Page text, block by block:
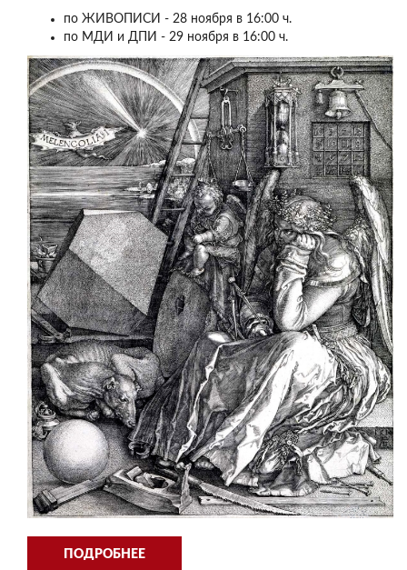
по ЖИВОПИСИ - 28 ноября в 16:00 ч.
по МДИ и ДПИ - 29 ноября в 16:00 ч.
ПОДРОБНЕЕ